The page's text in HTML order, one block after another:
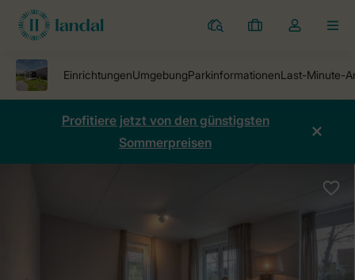
Ferienparks
Meine
Dropdown-
öffnen
Profitiere jetzt von den günstigsten
Sommerpreisen